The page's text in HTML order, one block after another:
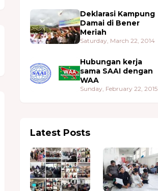
Deklarasi Kampung
Damai di Bener
Meriah
Saturday, March 22, 2014
Hubungan kerja
sama SAAI dengan
WAA
Sunday, February 22, 2015
Latest Posts